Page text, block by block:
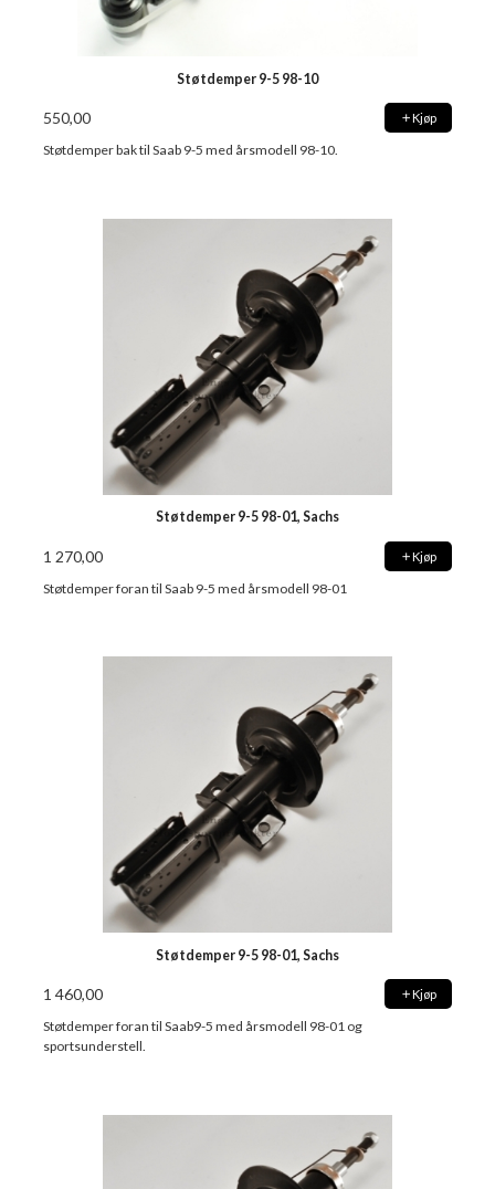
Støtdemper 9-5 98-10
550,00 Kjøp
Støtdemper bak til Saab 9-5 med årsmodell 98-10.
Støtdemper 9-5 98-01, Sachs
1 270,00 Kjøp
Støtdemper foran til Saab 9-5 med årsmodell 98-01
Støtdemper 9-5 98-01, Sachs
1 460,00 Kjøp
Støtdemper foran til Saab9-5 med årsmodell 98-01 og
sportsunderstell.